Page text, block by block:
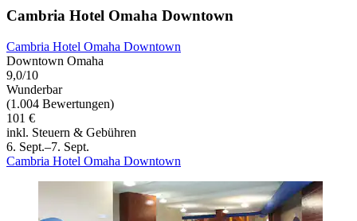
Cambria Hotel Omaha Downtown
Cambria Hotel Omaha Downtown
Downtown Omaha
9,0/10
Wunderbar
(1.004 Bewertungen)
101 €
inkl. Steuern & Gebühren
6. Sept.–7. Sept.
Cambria Hotel Omaha Downtown